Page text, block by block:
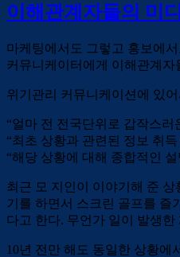
이해관계자들의 미
마케팅에서도 그렇고 홍보에
커뮤니케이터에게 이해관계
위기관리 커뮤니케이션에 있
“얼마 전 전국단위로 갑작스
“최초 상황과 관련된 정보 취
“해당 상황에 대해 종합적인
최근 모 지인이 이야기해 준
기를 하면서 스크린 골프를 즐
다고 한다. 무언가 일이 발생
10년 전만 해도 동일한 상황